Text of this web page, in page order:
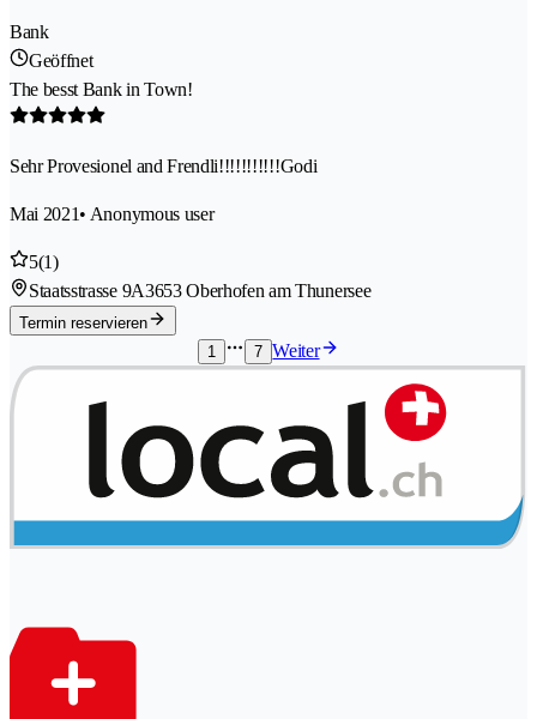
Bank
Geöffnet
The besst Bank in Town!
Sehr Provesionel and Frendli!!!!!!!!!!!Godi
Mai 2021• Anonymous user
5(1)
Staatsstrasse 9A3653 Oberhofen am Thunersee
Termin reservieren
1
7 Weiter